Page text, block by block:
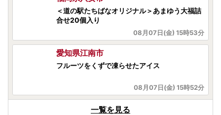
＜道の駅たちばなオリジナル＞あまゆう大福詰
合せ20個入り
08月07日(金) 15時53分
愛知県江南市
フルーツをくずで凍らせたアイス
08月07日(金) 15時52分
秋田県仙北市一覧を見る